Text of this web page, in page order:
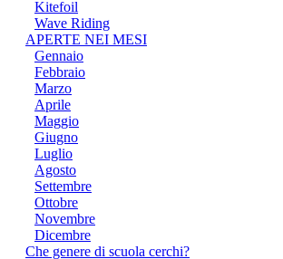
Kitefoil
Wave Riding
APERTE NEI MESI
Gennaio
Febbraio
Marzo
Aprile
Maggio
Giugno
Luglio
Agosto
Settembre
Ottobre
Novembre
Dicembre
Che genere di scuola cerchi?